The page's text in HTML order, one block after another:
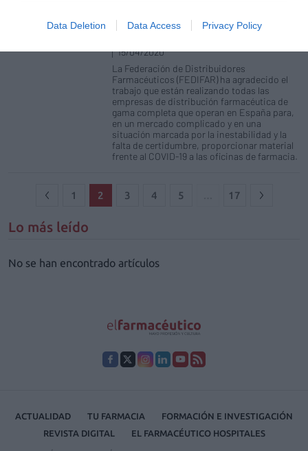
Data Deletion Data Access Privacy Policy
farmacia
15/04/2020
La Federación de Distribuidores
Farmacéuticos (FEDIFAR) ha agradecido el
trabajo que están realizando todas las
empresas de distribución farmacéutica de
gama completa que operan en España para,
en un mercado complicado y en una
situación marcada por la inestabilidad y la
falta de certidumbre, proporcionar material
frente al COVID-19 a las oficinas de farmacia.
1 2 3 4 5 17
Lo más leído
No se han encontrado artículos
ACTUALIDAD TU FARMACIA
FORMACIÓN E INVESTIGACIÓN
REVISTA DIGITAL
EL FARMACÉUTICO HOSPITALES